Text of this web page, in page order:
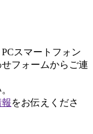
スマートフォン
フォームからご連
をお伝えくださ